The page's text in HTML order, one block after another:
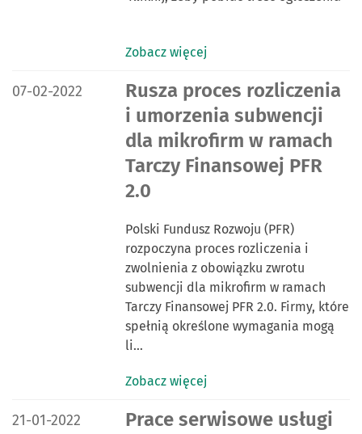
Zobacz więcej
DATA PUBLIKACJI:
07-02-2022
Rusza proces rozliczenia
i umorzenia subwencji
dla mikrofirm w ramach
Tarczy Finansowej PFR
2.0
Polski Fundusz Rozwoju (PFR)
rozpoczyna proces rozliczenia i
zwolnienia z obowiązku zwrotu
subwencji dla mikrofirm w ramach
Tarczy Finansowej PFR 2.0. Firmy, które
spełnią określone wymagania mogą
li…
Zobacz więcej
DATA PUBLIKACJI:
21-01-2022
Prace serwisowe usługi